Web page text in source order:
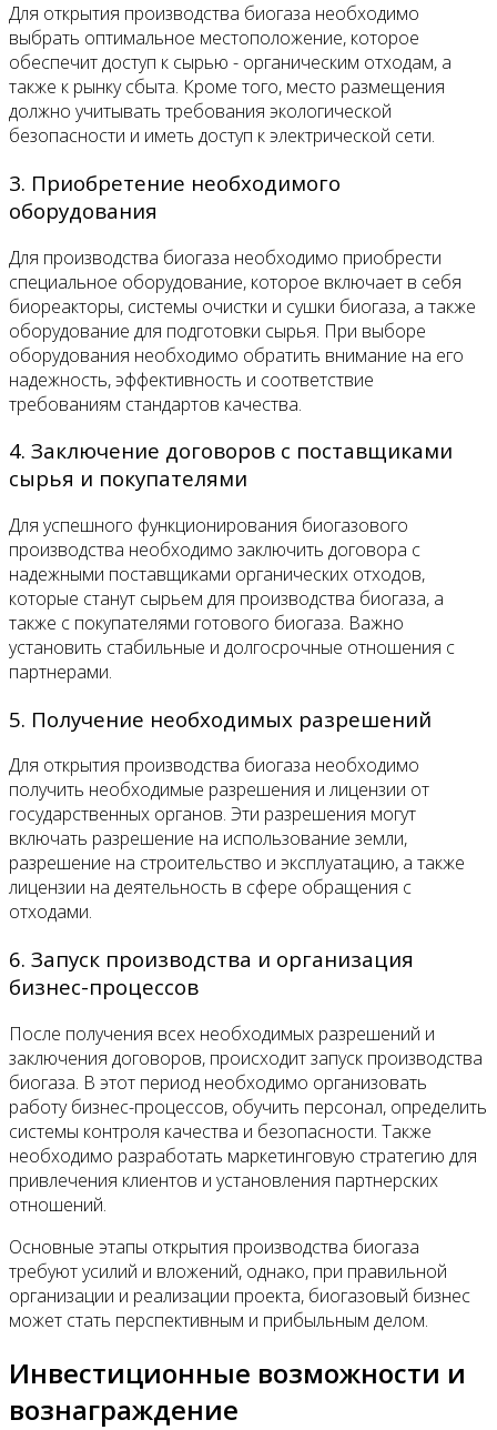
Для открытия производства биогаза необходимо
выбрать оптимальное местоположение, которое
обеспечит доступ к сырью - органическим отходам, а
также к рынку сбыта. Кроме того, место размещения
должно учитывать требования экологической
безопасности и иметь доступ к электрической сети.
3. Приобретение необходимого
оборудования
Для производства биогаза необходимо приобрести
специальное оборудование, которое включает в себя
биореакторы, системы очистки и сушки биогаза, а также
оборудование для подготовки сырья. При выборе
оборудования необходимо обратить внимание на его
надежность, эффективность и соответствие
требованиям стандартов качества.
4. Заключение договоров с поставщиками
сырья и покупателями
Для успешного функционирования биогазового
производства необходимо заключить договора с
надежными поставщиками органических отходов,
которые станут сырьем для производства биогаза, а
также с покупателями готового биогаза. Важно
установить стабильные и долгосрочные отношения с
партнерами.
5. Получение необходимых разрешений
Для открытия производства биогаза необходимо
получить необходимые разрешения и лицензии от
государственных органов. Эти разрешения могут
включать разрешение на использование земли,
разрешение на строительство и эксплуатацию, а также
лицензии на деятельность в сфере обращения с
отходами.
6. Запуск производства и организация
бизнес-процессов
После получения всех необходимых разрешений и
заключения договоров, происходит запуск производства
биогаза. В этот период необходимо организовать
работу бизнес-процессов, обучить персонал, определить
системы контроля качества и безопасности. Также
необходимо разработать маркетинговую стратегию для
привлечения клиентов и установления партнерских
отношений.
Основные этапы открытия производства биогаза
требуют усилий и вложений, однако, при правильной
организации и реализации проекта, биогазовый бизнес
может стать перспективным и прибыльным делом.
Инвестиционные возможности и
вознаграждение